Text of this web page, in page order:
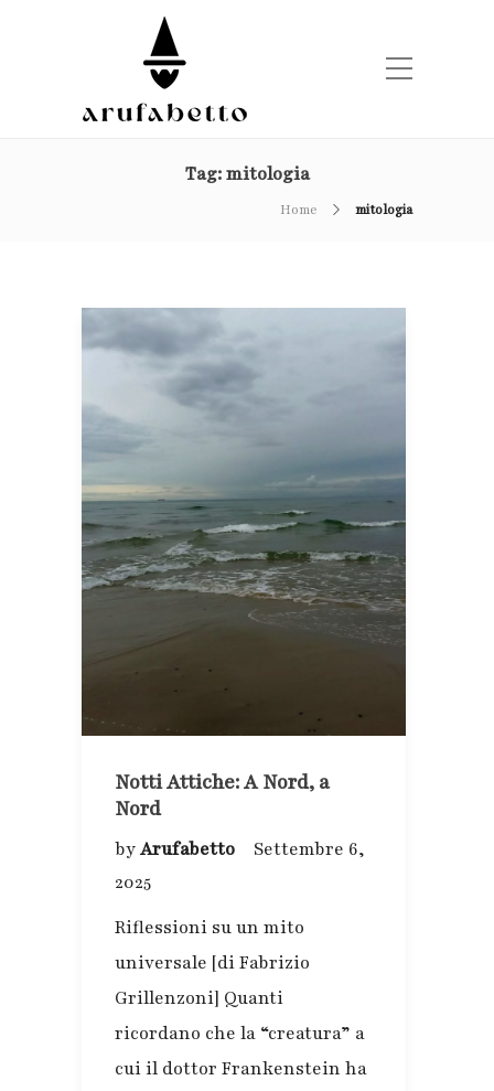
Tag:mitologia
Home mitologia
Notti Attiche: A Nord, a
Nord
byArufabetto
Settembre 6,
2025
Riflessioni su un mito
universale [di Fabrizio
Grillenzoni] Quanti
ricordano che la “creatura” a
cui il dottor Frankenstein ha